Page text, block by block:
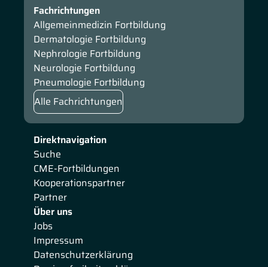
Direktnavigation
Suche
CME-Fortbildungen
Kooperationspartner
Partner
Über uns
Jobs
Impressum
Datenschutzerklärung
Fachrichtungen
Allgemeinmedizin Fortbildung
Dermatologie Fortbildung
Nephrologie Fortbildung
Neurologie Fortbildung
Pneumologie Fortbildung
Alle Fachrichtungen